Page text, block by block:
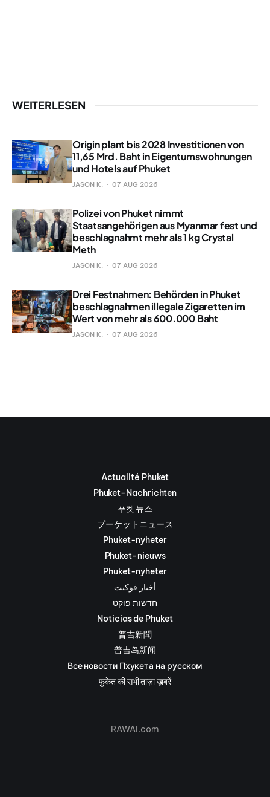
WEITERLESEN
Origin plant bis 2028 Investitionen von
11,65 Mrd. Baht in Eigentumswohnungen
und Hotels auf Phuket
JASON K. 07 AUG 2026
Polizei von Phuket nimmt
Staatsangehörigen aus Myanmar fest und
beschlagnahmt mehr als 1 kg Crystal
Meth
JASON K. 07 AUG 2026
Drei Festnahmen: Behörden in Phuket
beschlagnahmen illegale Zigaretten im
Wert von mehr als 600.000 Baht
JASON K. 07 AUG 2026
Actualité Phuket
Phuket-Nachrichten
푸켓 뉴스
プーケットニュース
Phuket-nyheter
Phuket-nieuws
Phuket-nyheter
أخبار فوكيت
חדשות פוקט
Noticias de Phuket
普吉新聞
普吉岛新闻
Все новости Пхукета на русском
फुकेत की सभी ताज़ा ख़बरें
RAWAI.com